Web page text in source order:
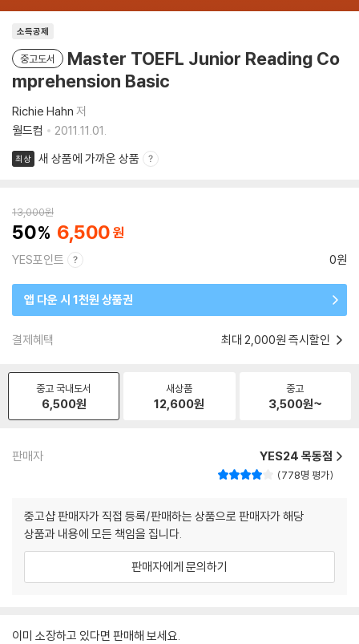
소득공제
중고도서
Master TOEFL Junior Reading Co
mprehension Basic
Richie Hahn 저
월드컴
2011.11.01.
최상 새 상품에 가까운 상품
13,000원
50 6,500
YES포인트 0원
앱 다운 시 1천원 상품권
결제혜택 최대 2,000원 즉시할인
중고 국내도서
6,500원
새상품
12,600원
중고
3,500원~
판매자 YES24 목동점
778명 평가
중고샵 판매자가 직접 등록/판매하는 상품으로 판매자가 해당
상품과 내용에 모든 책임을 집니다.
판매자에게 문의하기
이미 소장하고 있다면 판매해 보세요.